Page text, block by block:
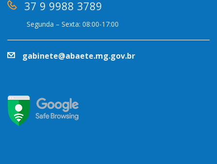
37 9 9988 3789
Segunda – Sexta: 08:00-17:00
gabinete@abaete.mg.gov.br